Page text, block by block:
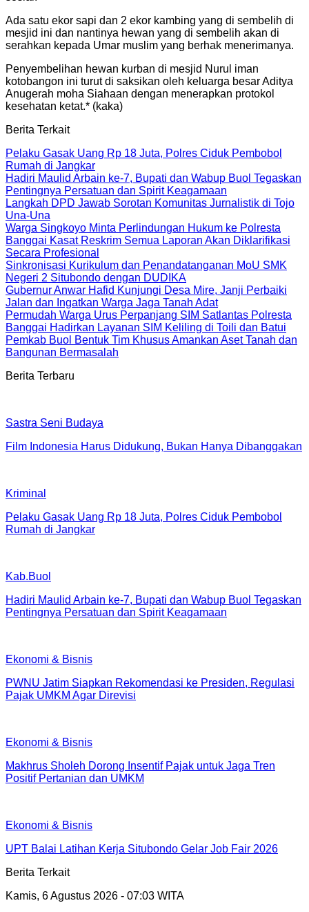
Ada satu ekor sapi dan 2 ekor kambing yang di sembelih di
mesjid ini dan nantinya hewan yang di sembelih akan di
serahkan kepada Umar muslim yang berhak menerimanya.
Penyembelihan hewan kurban di mesjid Nurul iman
kotobangon ini turut di saksikan oleh keluarga besar Aditya
Anugerah moha Siahaan dengan menerapkan protokol
kesehatan ketat.* (kaka)
Berita Terkait
Pelaku Gasak Uang Rp 18 Juta, Polres Ciduk Pembobol
Rumah di Jangkar
Hadiri Maulid Arbain ke-7, Bupati dan Wabup Buol Tegaskan
Pentingnya Persatuan dan Spirit Keagamaan
Langkah DPD Jawab Sorotan Komunitas Jurnalistik di Tojo
Una-Una
Warga Singkoyo Minta Perlindungan Hukum ke Polresta
Banggai Kasat Reskrim Semua Laporan Akan Diklarifikasi
Secara Profesional
Sinkronisasi Kurikulum dan Penandatanganan MoU SMK
Negeri 2 Situbondo dengan DUDIKA
Gubernur Anwar Hafid Kunjungi Desa Mire, Janji Perbaiki
Jalan dan Ingatkan Warga Jaga Tanah Adat
Permudah Warga Urus Perpanjang SIM Satlantas Polresta
Banggai Hadirkan Layanan SIM Keliling di Toili dan Batui
Pemkab Buol Bentuk Tim Khusus Amankan Aset Tanah dan
Bangunan Bermasalah
Berita Terbaru
Sastra Seni Budaya
Film Indonesia Harus Didukung, Bukan Hanya Dibanggakan
Kriminal
Pelaku Gasak Uang Rp 18 Juta, Polres Ciduk Pembobol
Rumah di Jangkar
Kab.Buol
Hadiri Maulid Arbain ke-7, Bupati dan Wabup Buol Tegaskan
Pentingnya Persatuan dan Spirit Keagamaan
Ekonomi & Bisnis
PWNU Jatim Siapkan Rekomendasi ke Presiden, Regulasi
Pajak UMKM Agar Direvisi
Ekonomi & Bisnis
Makhrus Sholeh Dorong Insentif Pajak untuk Jaga Tren
Positif Pertanian dan UMKM
Ekonomi & Bisnis
UPT Balai Latihan Kerja Situbondo Gelar Job Fair 2026
Berita Terkait
Kamis, 6 Agustus 2026 - 07:03 WITA